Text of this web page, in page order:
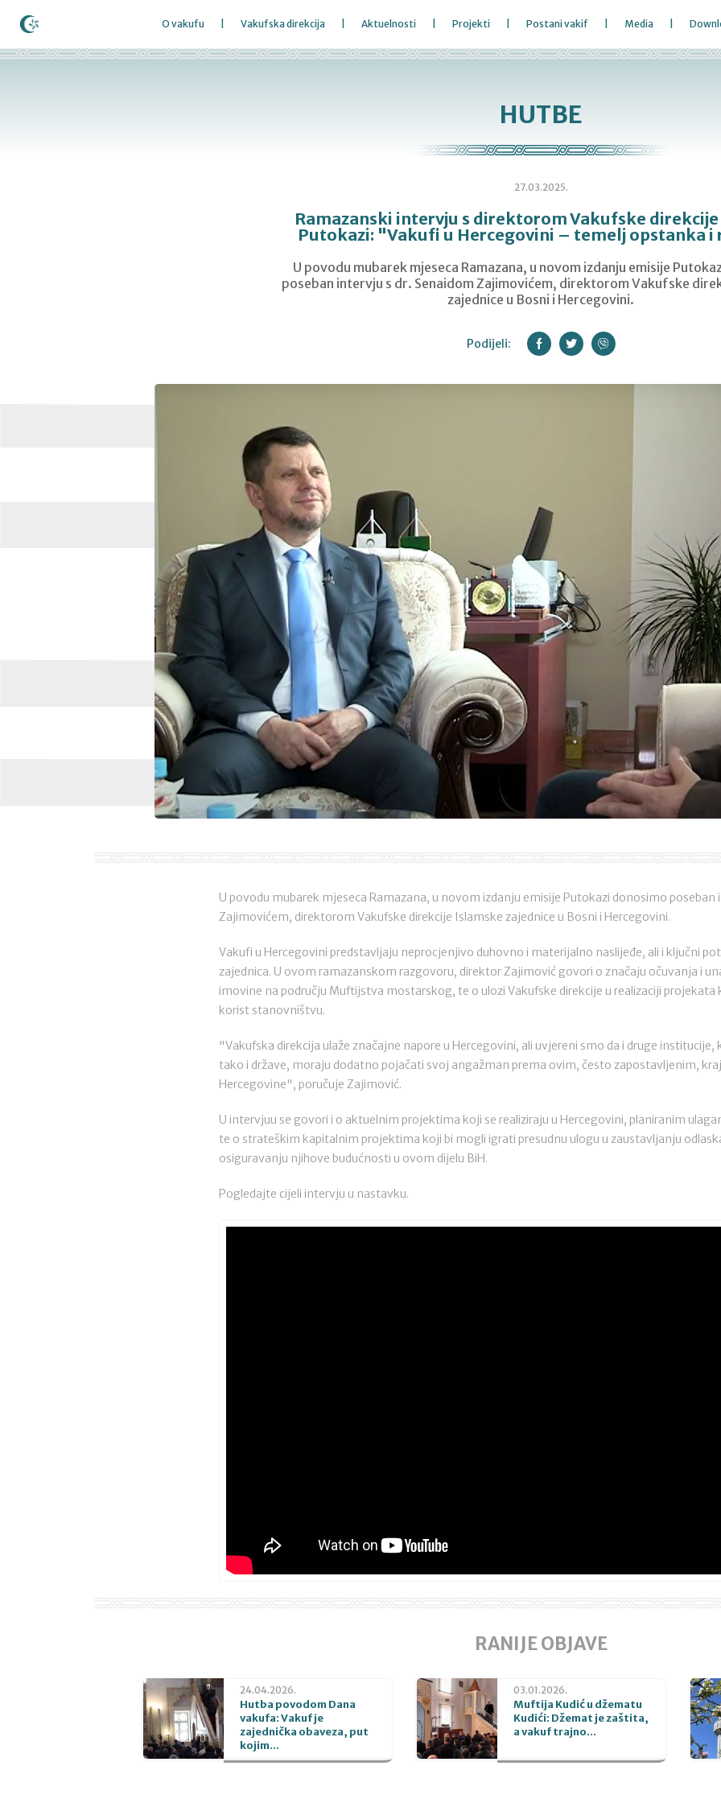
O vakufu Vakufska direkcija Aktuelnosti Projekti Postani vakif Media
HUTBE
27.03.2025.
Ramazanski intervju s direktorom Vakufske
Putokazi: "Vakufi u Hercegovini – temelj opstanka i
U povodu mubarek mjeseca Ramazana, u novom izdanju emisije
poseban intervju s dr. Senaidom Zajimovićem, direktorom Vakufske
zajednice u Bosni i Hercegovini.
Podijeli:
U povodu mubarek mjeseca Ramazana, u novom izdanju emisije Putokazi donosimo poseban
Zajimovićem, direktorom Vakufske direkcije Islamske zajednice u Bosni i Hercegovini.
Vakufi u Hercegovini predstavljaju neprocjenjivo duhovno i materijalno naslijeđe, ali i ključni
zajednica. U ovom ramazanskom razgovoru, direktor Zajimović govori o značaju očuvanja i
imovine na području Muftijstva mostarskog, te o ulozi Vakufske direkcije u realizaciji
korist stanovništvu.
"Vakufska direkcija ulaže značajne napore u Hercegovini, ali uvjereni smo da i druge institucije,
tako i države, moraju dodatno pojačati svoj angažman prema ovim, često zapostavljenim,
Hercegovine", poručuje Zajimović.
U intervjuu se govori i o aktuelnim projektima koji se realiziraju u Hercegovini, planiranim
te o strateškim kapitalnim projektima koji bi mogli igrati presudnu ulogu u zaustavljanju
osiguravanju njihove budućnosti u ovom dijelu BiH.
Pogledajte cijeli intervju u nastavku.
RANIJE OBJAVE
24.04.2026.
Hutba povodom Dana
vakufa: Vakuf je
zajednička obaveza, put
kojim...
03.01.2026.
Muftija Kudić u džematu
Kudići: Džemat je zaštita,
a vakuf trajno...